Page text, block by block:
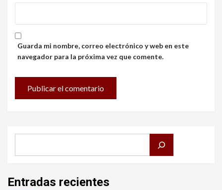
Guarda mi nombre, correo electrónico y web en este
navegador para la próxima vez que comente.
Entradas recientes